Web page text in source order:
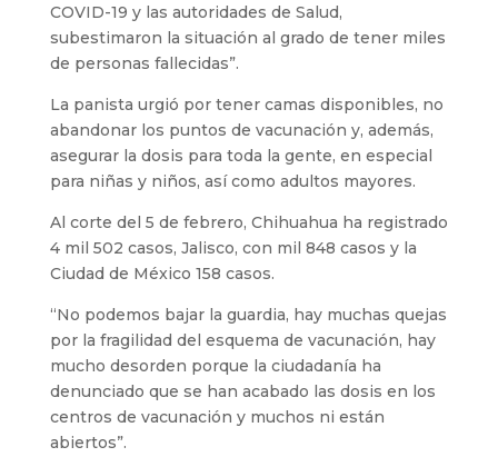
COVID-19 y las autoridades de Salud,
subestimaron la situación al grado de tener miles
de personas fallecidas”.
La panista urgió por tener camas disponibles, no
abandonar los puntos de vacunación y, además,
asegurar la dosis para toda la gente, en especial
para niñas y niños, así como adultos mayores.
Al corte del 5 de febrero, Chihuahua ha registrado
4 mil 502 casos, Jalisco, con mil 848 casos y la
Ciudad de México 158 casos.
“No podemos bajar la guardia, hay muchas quejas
por la fragilidad del esquema de vacunación, hay
mucho desorden porque la ciudadanía ha
denunciado que se han acabado las dosis en los
centros de vacunación y muchos ni están
abiertos”.